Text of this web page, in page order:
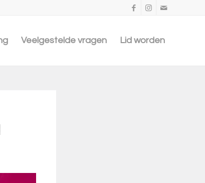
Veelgestelde vragen Lid worden